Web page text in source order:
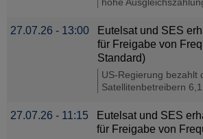
27.07.26 - 13:00
Eutelsat und SES
für Freigabe von
Standard)
US-Regierung bezahlt
Satellitenbetreibern 6,1
27.07.26 - 11:15
Eutelsat und SES
für Freigabe von